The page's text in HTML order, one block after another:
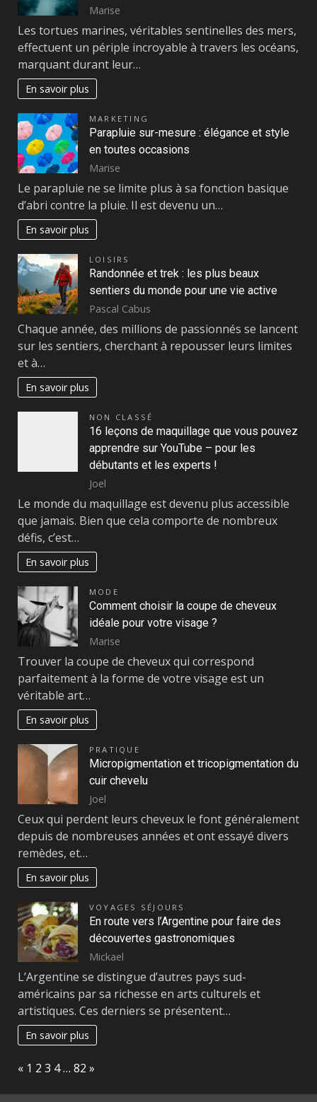
Marise
Les tortues marines, véritables sentinelles des mers,
effectuent un périple incroyable à travers les océans,
marquant durant leur…
En savoir plus
MARKETING
Parapluie sur-mesure : élégance et style
en toutes occasions
Marise
Le parapluie ne se limite plus à sa fonction basique
d’abri contre la pluie. Il est devenu un…
En savoir plus
LOISIRS
Randonnée et trek : les plus beaux
sentiers du monde pour une vie active
Pascal Cabus
Chaque année, des millions de passionnés se lancent
sur les sentiers, cherchant à repousser leurs limites
et à…
En savoir plus
NON CLASSÉ
16 leçons de maquillage que vous pouvez
apprendre sur YouTube – pour les
débutants et les experts !
Joel
Le monde du maquillage est devenu plus accessible
que jamais. Bien que cela comporte de nombreux
défis, c’est…
En savoir plus
MODE
Comment choisir la coupe de cheveux
idéale pour votre visage ?
Marise
Trouver la coupe de cheveux qui correspond
parfaitement à la forme de votre visage est un
véritable art…
En savoir plus
PRATIQUE
Micropigmentation et tricopigmentation du
cuir chevelu
Joel
Ceux qui perdent leurs cheveux le font généralement
depuis de nombreuses années et ont essayé divers
remèdes, et…
En savoir plus
VOYAGES SÉJOURS
En route vers l’Argentine pour faire des
découvertes gastronomiques
Mickael
L’Argentine se distingue d’autres pays sud-
américains par sa richesse en arts culturels et
artistiques. Ces derniers se présentent…
En savoir plus
Page:
Previous
« 1 2 3 4… 82 Next
»